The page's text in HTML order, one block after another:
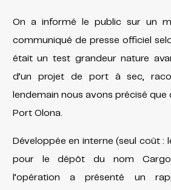
On a informé le public sur un
communiqué de presse officiel
était un test grandeur nature
d’un projet de port à sec,
lendemain nous avons précisé
Port Olona.
Développée en interne (seul coût
pour le dépôt du nom Cargo
l’opération a présenté un